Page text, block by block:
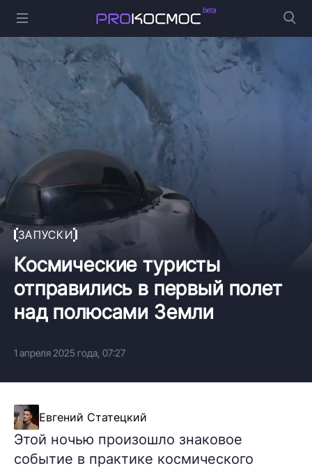
ЗАПУСКИ
Космические туристы
отправились в первый полет
над полюсами Земли
1 апреля 2025 года, 07:27
Евгений Статецкий
Этой ночью произошло знаковое
событие в практике космического